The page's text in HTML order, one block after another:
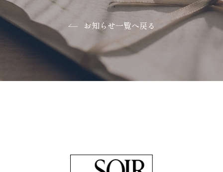
お知らせ一覧へ戻る